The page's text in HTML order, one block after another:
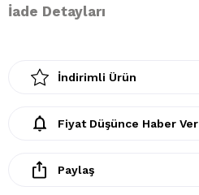
İade Detayları
İndirimli Ürün
Fiyat Düşünce Haber Ver
Paylaş